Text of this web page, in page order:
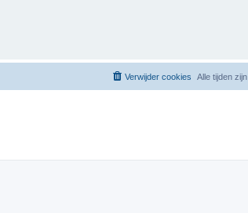
Alle tijden zijn
Verwijder cookies